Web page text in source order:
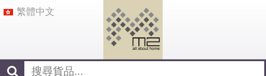
繁體中文